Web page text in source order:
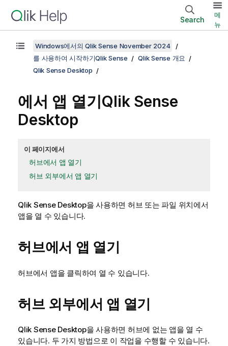
Search
메
뉴
Windows에서의 Qlik Sense November 2024
를 사용하여 시작하기Qlik Sense
Qlik Sense 개요
Qlik Sense Desktop
에서 앱 열기Qlik Sense
Desktop
이 페이지에서
허브에서 앱 열기
허브 외부에서 앱 열기
Qlik Sense Desktop을 사용하면 허브 또는 파일 위치에서
앱을 열 수 있습니다.
허브에서 앱 열기
허브에서 앱을 클릭하여 열 수 있습니다.
허브 외부에서 앱 열기
Qlik Sense Desktop을 사용하면 허브에 없는 앱을 열 수
있습니다. 두 가지 방법으로 이 작업을 수행할 수 있습니다.